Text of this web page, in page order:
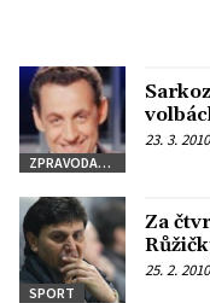
ZPRAVODAJSTVÍ
23. 3. 2010
SPORT
Za
25. 2. 2010